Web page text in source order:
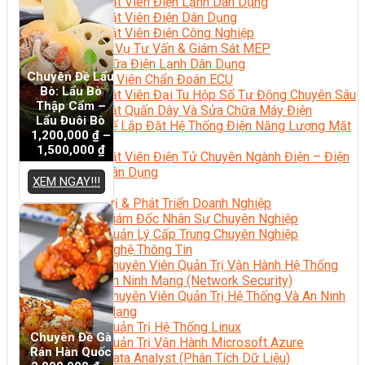
Kỹ Thuật Viên Điện Dân Dụng
Kỹ Thuật Viên Điện Công Nghiệp
Nghiệp Vụ Tư Vấn & Giám Sát MEP
Sửa Chữa Điện Lạnh Dân Dụng
Chuyên Viên Chẩn Đoán ECU
Kỹ Thuật Viên Đại Tu Hộp Số Tự Động Chuyên Sâu
Kỹ Thuật Quấn Dây Và Sửa Chữa Máy Điện
Thiết Kế Lắp Đặt Hệ Thống Điện Năng Lượng Mặt
Trời
Kỹ Thuật Viên Điện Tử Chuyên Ngành Điện – Điện
Lạnh Dân Dụng
Ngành Khác
Quản Trị & Phát Triển Doanh Nghiệp
Giám Đốc Nhân Sự Chuyên Nghiệp
Quản Lý Cấp Trung Chuyên Nghiệp
Công Nghệ Thông Tin
Chuyên Viên Quản Trị Vận Hành Hệ Thống
An Ninh Mạng (Network Security)
Chuyên Viên Quản Trị Hệ Thống Và An Ninh
Mạng
Quản Trị Hệ Thống Linux
Quản Trị Vận Hành Microsoft Azure
Data Analyst (Phân Tích Dữ Liệu)
Chuyên Đề Lẩu
Bò: Lẩu Bò
Thập Cẩm –
Lẩu Đuôi Bò
1,200,000 ₫–
1,500,000 ₫
XEM NGAY!!!
Chuyên Đề Gà
Rán Hàn Quốc